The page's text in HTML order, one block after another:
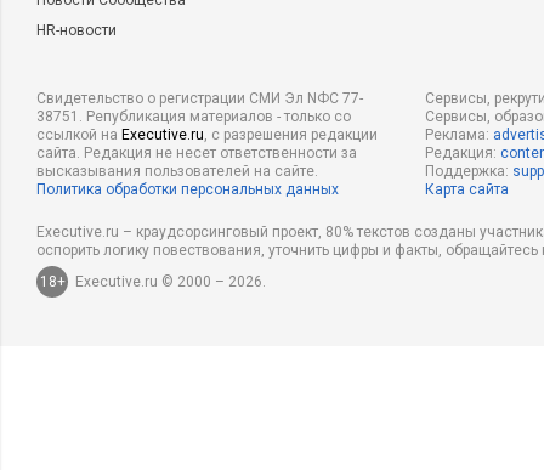
HR-новости
Свидетельство о регистрации СМИ Эл NФС 77-
38751. Републикация материалов - только со
ссылкой на Executive.ru, с разрешения редакции
сайта. Редакция не несет ответственности за
высказывания пользователей на сайте.
Политика обработки персональных данных
Сервисы,
Сервисы,
Реклама:
Редакция:
Поддержка:
Карта сайта
Executive.ru – краудсорсинговый проект, 80% текстов созданы
оспорить логику повествования, уточнить цифры и факты,
18+
Executive.ru © 2000 – 2026.